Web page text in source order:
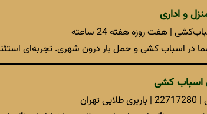
و اداری
| هفت روزه هفته 24 ساعته
در اسباب کشی و حمل بار درون شهری. تجربه‌ای
اسباب کشی